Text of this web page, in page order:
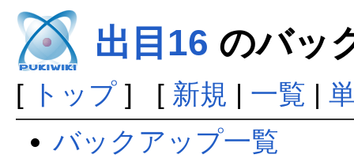
出目16 のバッ
[ トップ] [ 新規 | 一覧 |
バックアップ一覧